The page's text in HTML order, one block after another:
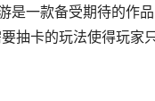
是一款备受期待的作
抽卡的玩法使得玩